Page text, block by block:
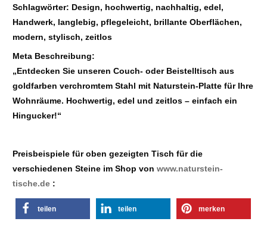
Schlagwörter: Design, hochwertig, nachhaltig, edel,
Handwerk, langlebig, pflegeleicht, brillante Oberflächen,
modern, stylisch, zeitlos
Meta Beschreibung:
„Entdecken Sie unseren Couch- oder Beistelltisch aus
goldfarben verchromtem Stahl mit Naturstein-Platte für Ihre
Wohnräume. Hochwertig, edel und zeitlos – einfach ein
Hingucker!“
Preisbeispiele für oben gezeigten Tisch für die
verschiedenen Steine im Shop vonwww.naturstein-
tische.de :
teilen teilen merken